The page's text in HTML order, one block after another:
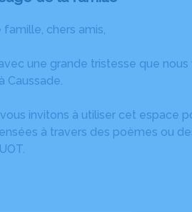
famille, chers amis,
avec une grande tristesse que
Caussade.
invitons à utiliser cet espace
à travers des poèmes ou